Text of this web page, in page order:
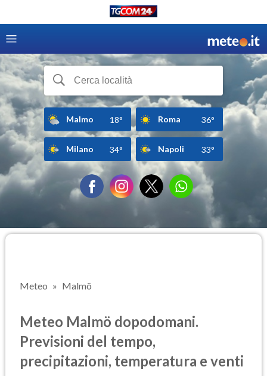
Malmo 18° Roma 36°
Milano 34° Napoli 33°
Meteo Malmö
Meteo Malmö dopodomani.
Previsioni del tempo,
precipitazioni, temperatura e venti